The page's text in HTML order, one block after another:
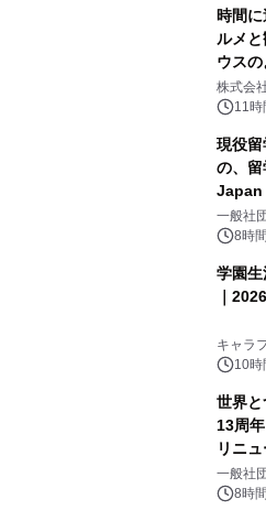
時間
ルメ
ウス
サウナ
得な素
株式会
11時
現役
の、
Japan
をリリ
一般社
8時
学園生
｜
キャラ
デザイ
10時
世界
13周
リニ
一般社
8時